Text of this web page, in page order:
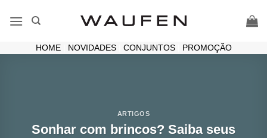
HOME| NOVIDADES| CONJUNTOS| PROMOÇÃO
ARTIGOS
Sonhar com brincos? Saiba seus